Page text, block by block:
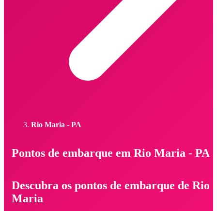
Rio Maria - PA
Pontos de embarque em Rio Maria - PA
Descubra os pontos de embarque de Rio
Maria